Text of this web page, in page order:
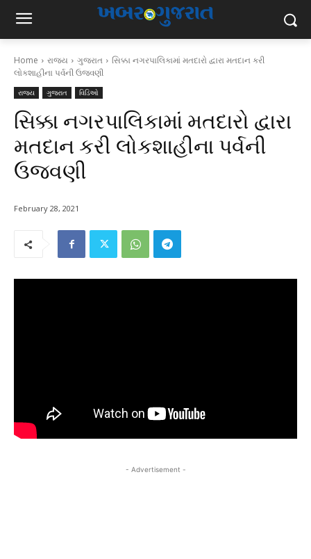
Home રાજ્ય ગુજરાત
સિક્કા નગરપાલિકામાં મતદારો દ્વારા મતદાન કરી
લોકશાહીના પર્વની ઉજવણી
રાજ્ય ગુજરાત વિડિઓ
સિક્કા નગરપાલિકામાં મતદારો દ્વારા
મતદાન કરી લોકશાહીના પર્વની
ઉજવણી
February 28, 2021
- Advertisement -